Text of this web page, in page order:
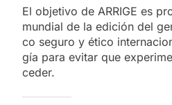
El ob­je­ti­vo de ARRI­GE es
mun­dial de la edi­ción del
co se­gu­ro y éti­co
gía para evi­tar que
ce­der.